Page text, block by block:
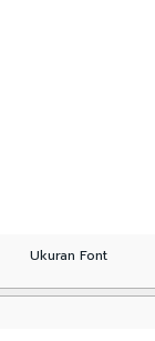
Ukuran Font